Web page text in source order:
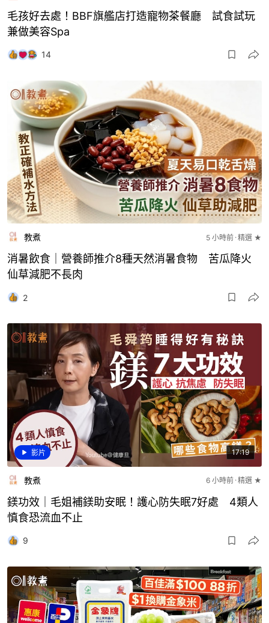
毛孩好去處！BBF旗艦店打造寵物茶餐廳 試食試玩
兼做美容Spa
14
教煮 5 小時前 精選 ★
消暑飲食｜營養師推介8種天然消暑食物 苦瓜降火
仙草減肥不長肉
2
影片 17:19
教煮 6 小時前 精選 ★
鎂功效｜毛姐補鎂助安眠！護心防失眠7好處 4類人
慎食恐流血不止
9